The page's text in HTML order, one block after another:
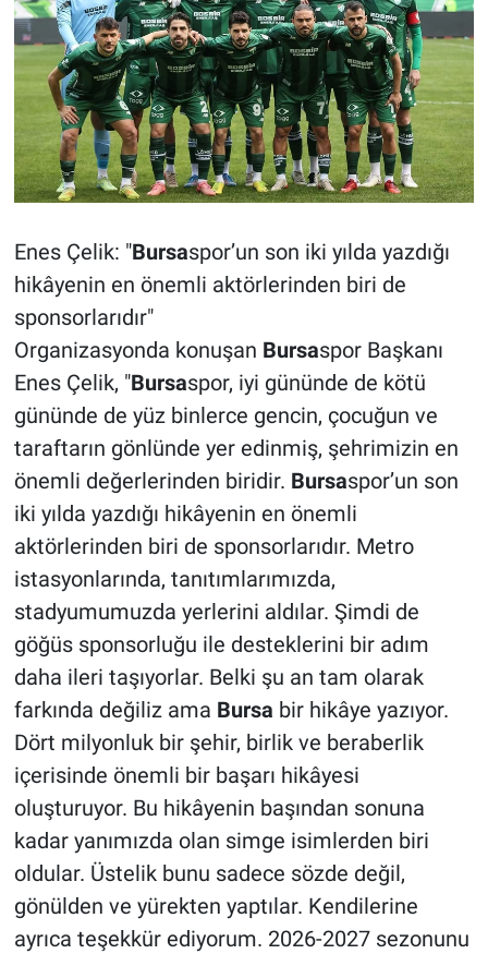
Enes Çelik: "Bursaspor’un son iki yılda yazdığı
hikâyenin en önemli aktörlerinden biri de
sponsorlarıdır"
Organizasyonda konuşan Bursaspor Başkanı
Enes Çelik, "Bursaspor, iyi gününde de kötü
gününde de yüz binlerce gencin, çocuğun ve
taraftarın gönlünde yer edinmiş, şehrimizin en
önemli değerlerinden biridir. Bursaspor’un son
iki yılda yazdığı hikâyenin en önemli
aktörlerinden biri de sponsorlarıdır. Metro
istasyonlarında, tanıtımlarımızda,
stadyumumuzda yerlerini aldılar. Şimdi de
göğüs sponsorluğu ile desteklerini bir adım
daha ileri taşıyorlar. Belki şu an tam olarak
farkında değiliz ama Bursa bir hikâye yazıyor.
Dört milyonluk bir şehir, birlik ve beraberlik
içerisinde önemli bir başarı hikâyesi
oluşturuyor. Bu hikâyenin başından sonuna
kadar yanımızda olan simge isimlerden biri
oldular. Üstelik bunu sadece sözde değil,
gönülden ve yürekten yaptılar. Kendilerine
ayrıca teşekkür ediyorum. 2026-2027 sezonunu